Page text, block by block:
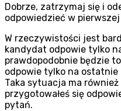
Dobrze, zatrzymaj się i
odpowiedzieć w
W rzeczywistości jest
kandydat odpowie tylko
prawdopodobnie będzie
odpowie tylko na ostatnie
Taka sytuacja ma
przygotowałeś się
pytań.